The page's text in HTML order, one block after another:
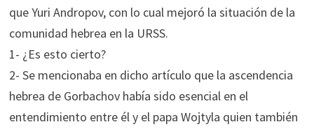
que Yuri Andropov, con lo cual mejoró la situación de la
comunidad hebrea en la URSS.
1- ¿Es esto cierto?
2- Se mencionaba en dicho artículo que la ascendencia
hebrea de Gorbachov había sido esencial en el
entendimiento entre él y el papa Wojtyla quien también